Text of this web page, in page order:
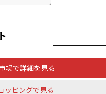
場で詳細を見る
ッピングで見る